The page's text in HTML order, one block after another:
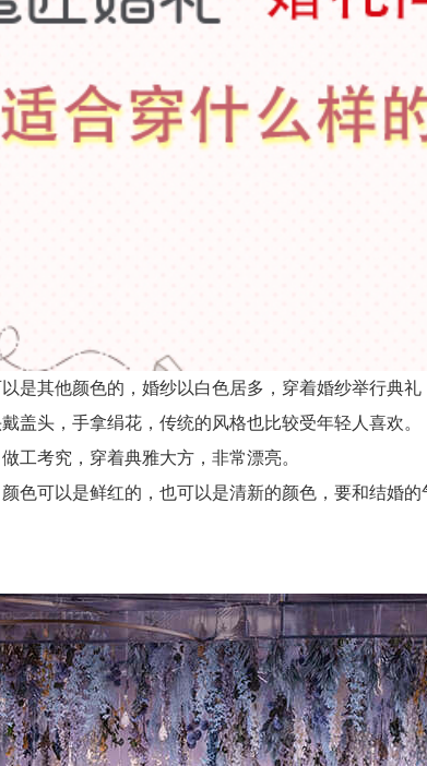
其他颜色的，婚纱以白色居多，穿着婚纱举行典礼
头，手拿绢花，传统的风格也比较受年轻人喜欢。
考究，穿着典雅大方，非常漂亮。
可以是鲜红的，也可以是清新的颜色，要和结婚的